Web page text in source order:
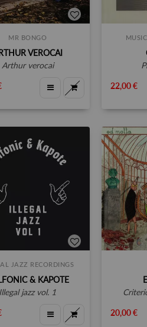
MR BONGO
VEROCAI
arthur verocai
22,00 €
JAZZ RECORDINGS
& KAPOTE
illegal jazz vol. 1
20,00 €